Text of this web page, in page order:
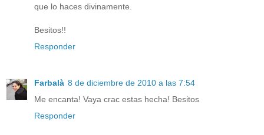
que lo haces divinamente.
Besitos!!
Responder
Farbalà 8 de diciembre de 2010 a las 7:54
Me encanta! Vaya crac estas hecha! Besitos
Responder